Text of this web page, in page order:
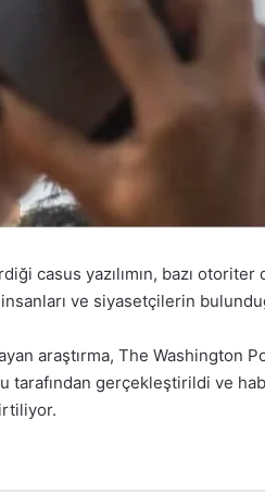
casus yazılımın, bazı otoriter
ve siyasetçilerin
araştırma, The Washington
tarafından gerçekleştirildi ve